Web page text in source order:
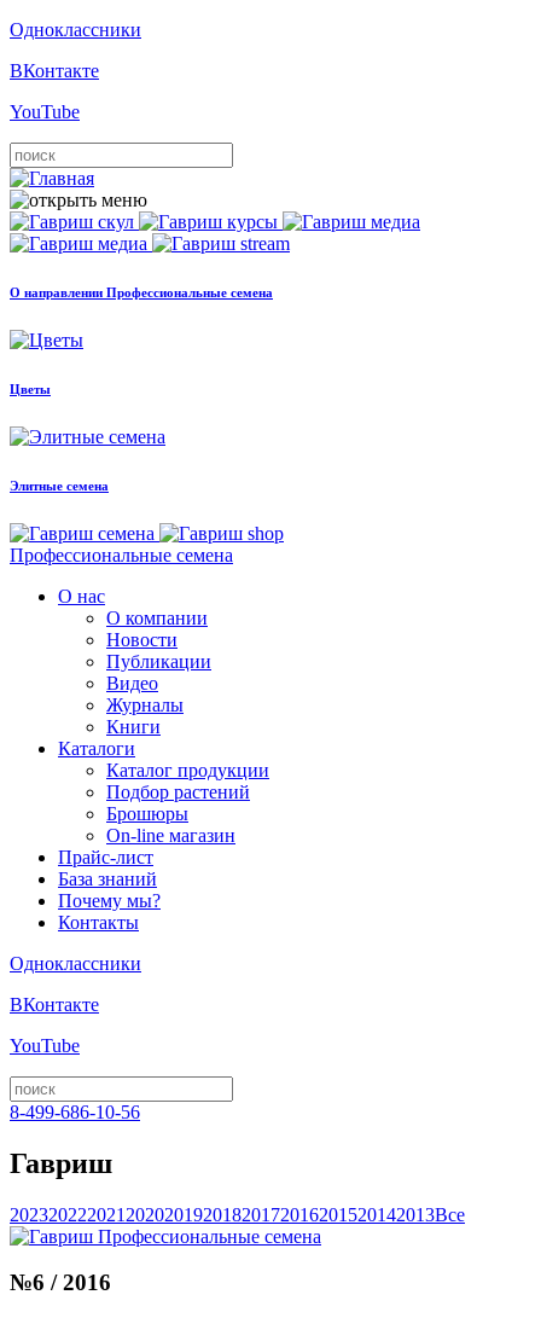
Одноклассники
ВКонтакте
YouTube
О направлении Профессиональные семена
Цветы
Элитные семена
Профессиональные семена
О нас
О компании
Новости
Публикации
Видео
Журналы
Книги
Каталоги
Каталог продукции
Подбор растений
Брошюры
On-line магазин
Прайс-лист
База знаний
Почему мы?
Контакты
Одноклассники
ВКонтакте
YouTube
8-499-686-10-56
Гавриш
202320222021 20202019201820172016201520142013Все
№6 / 2016